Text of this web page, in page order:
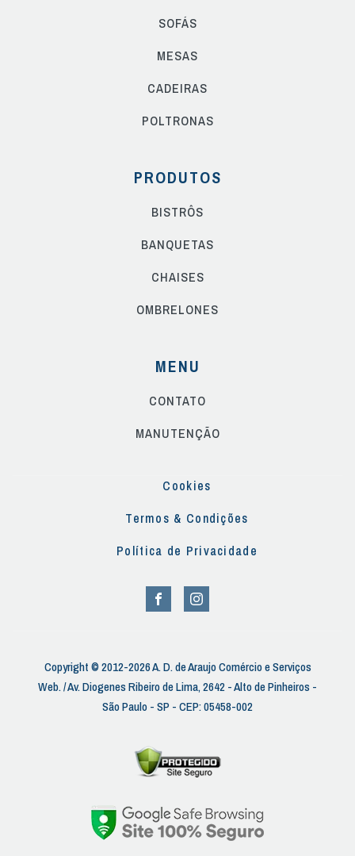
SOFÁS
MESAS
CADEIRAS
POLTRONAS
PRODUTOS
BISTRÔS
BANQUETAS
CHAISES
OMBRELONES
MENU
CONTATO
MANUTENÇÃO
Cookies
Termos & Condições
Política de Privacidade
Copyright © 2012-2026 A. D. de Araujo Comércio e Serviços
Web. / Av. Diogenes Ribeiro de Lima, 2642 - Alto de Pinheiros -
São Paulo - SP - CEP: 05458-002